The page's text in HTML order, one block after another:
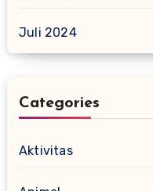
Juli 2024
Categories
Aktivitas